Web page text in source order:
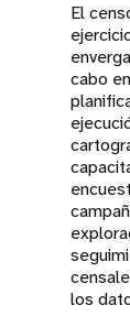
El
cabo
los